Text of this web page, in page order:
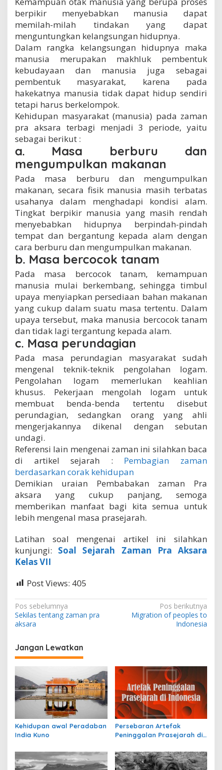
berpikir menyebabkan manusia dapat
memilah-milah tindakan yang dapat
menguntungkan kelangsungan hidupnya.
Dalam rangka kelangsungan hidupnya maka
manusia merupakan makhluk pembentuk
kebudayaan dan manusia juga sebagai
pembentuk masyarakat, karena pada
hakekatnya manusia tidak dapat hidup sendiri
tetapi harus berkelompok.
Kehidupan masyarakat (manusia) pada zaman
pra aksara terbagi menjadi 3 periode, yaitu
sebagai berikut :
a. Masa berburu dan
mengumpulkan makanan
Pada masa berburu dan mengumpulkan
makanan, secara fisik manusia masih terbatas
usahanya dalam menghadapi kondisi alam.
Tingkat berpikir manusia yang masih rendah
menyebabkan hidupnya berpindah-pindah
tempat dan bergantung kepada alam dengan
cara berburu dan mengumpulkan makanan.
b. Masa bercocok tanam
Pada masa bercocok tanam, kemampuan
manusia mulai berkembang, sehingga timbul
upaya menyiapkan persediaan bahan makanan
yang cukup dalam suatu masa tertentu. Dalam
upaya tersebut, maka manusia bercocok tanam
dan tidak lagi tergantung kepada alam.
c. Masa perundagian
Pada masa perundagian masyarakat sudah
mengenal teknik-teknik pengolahan logam.
Pengolahan logam memerlukan keahlian
khusus. Pekerjaan mengolah logam untuk
membuat benda-benda tertentu disebut
perundagian, sedangkan orang yang ahli
mengerjakannya dikenal dengan sebutan
undagi.
Referensi lain mengenai zaman ini silahkan baca
di artikel sejarah : Pembagian zaman
berdasarkan corak kehidupan
Demikian uraian Pembabakan zaman Pra
aksara yang cukup panjang, semoga
memberikan manfaat bagi kita semua untuk
lebih mengenal masa prasejarah.
Latihan soal mengenai artikel ini silahkan
kunjungi: Soal Sejarah Zaman Pra Aksara
Kelas VII
Post Views: 405
N
a
i
g
a
s
i
p
o
s
Pos sebelumnya
Sekilas tentang zaman pra
aksara
Pos berikutnya
Migration of peoples to
Indonesia
Jangan Lewatkan
Kehidupan awal Peradaban
India Kuno
Persebaran Artefak
Peninggalan Prasejarah di